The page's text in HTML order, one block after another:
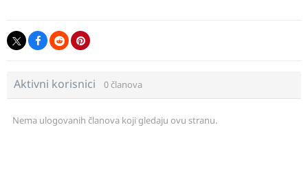
Aktivni korisnici 0 članova
Nema ulogovanih članova koji gledaju ovu stranu.